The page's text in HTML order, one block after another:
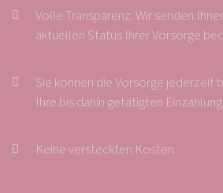
Volle Transparenz: Wir senden
aktuellen Status Ihrer Vorsorge
Sie können die Vorsorge jederzeit
Ihre bis dahin getätigten
Keine versteckten Kosten